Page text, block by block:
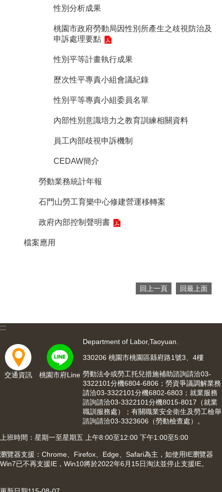
性別分析成果
桃園市政府勞動局因性別所產生之歧視防治及
申訴處理要點
性別平等計畫執行成果
歷次性平專責小組會議紀錄
性別平等專責小組委員名單
內部性別意識培力之教育訓練相關資料
員工內部歧視申訴機制
CEDAW簡介
勞動業務統計年報
石門山勞工育樂中心修建營運移轉案
政府內部控制聲明書
檔案應用
回上一頁 回最上面
:::
交通資訊 桃園市府Line
Department of Labor,Taoyuan.
330206 桃園市桃園區縣府路1號3、4樓
勞動法令或勞工托兒措施補助諮詢請洽03-
3322101分機6804-6806；勞資爭議調解業務
請洽03-3322101分機6802-6803；就業服務
諮詢請洽03-3322101分機8015-8017（就業
職訓服務處）；有關職業安全衛生及勞工檢舉
諮詢請洽03-3323606（勞動檢查處）。
上班時間：星期一至星期五 上午8:00至12:00 下午1:00至5:00
瀏覽器支援：Chrome、Firefox、Edge、Safari為主，如使用IE瀏覽器
Win7已不再支援IE，Win10將於2022年6月15日淘汰並停止支援IE。